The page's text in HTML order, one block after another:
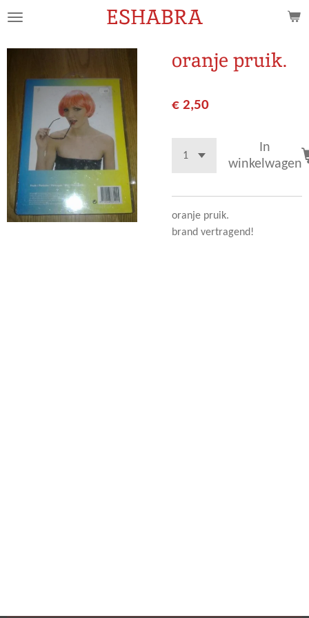
Ga
naar
hoofdinhoud
ESHABRA
oranje pruik.
€ 2,50
In
winkelwagen
oranje pruik.
brand vertragend!